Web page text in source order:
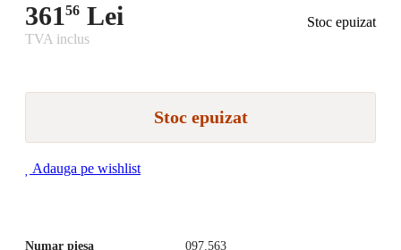
36156 Lei
Stoc epuizat
TVA inclus
Stoc epuizat
Adauga pe wishlist
Numar piesa 097.563